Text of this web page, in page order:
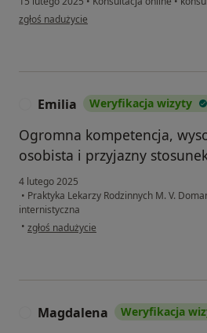
w opinii użytkownika Konto zostało usunięte
zgłoś nadużycie
Emilia Weryfikacja wizyty
Ogromna kompetencja,
osobista i przyjazny
4 lutego 2025
• Praktyka Lekarzy Rodzinnych M. V.
internistyczna
• w opinii użytkownika Emilia
zgłoś nadużycie
Magdalena Weryfikacja